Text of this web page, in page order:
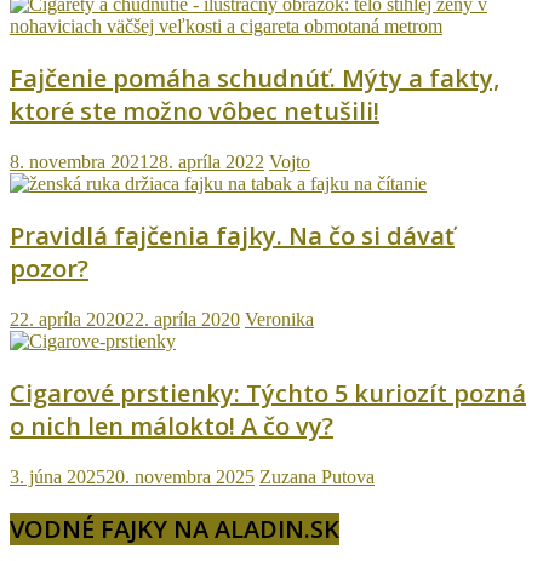
Fajčenie pomáha schudnúť. Mýty a fakty,
ktoré ste možno vôbec netušili!
8. novembra 202128. apríla 2022 Vojto
Pravidlá fajčenia fajky. Na čo si dávať
pozor?
22. apríla 202022. apríla 2020 Veronika
Cigarové prstienky: Týchto 5 kuriozít pozná
o nich len málokto! A čo vy?
3. júna 202520. novembra 2025 Zuzana Putova
VODNÉ FAJKY NA ALADIN.SK